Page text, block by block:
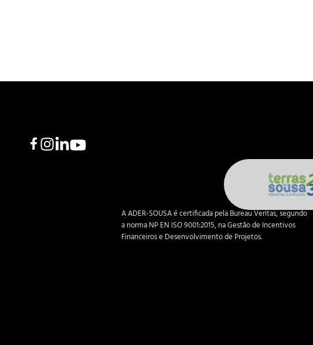
A ADER-SOUSA é certificada pela Bureau Veritas, segundo
a norma NP EN ISO 9001:2015, na Gestão de Incentivos
Financeiros e Desenvolvimento de Projetos.